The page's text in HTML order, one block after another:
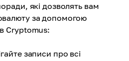
які дозволять вам
за допомогою
Cryptomus:
записи про всі